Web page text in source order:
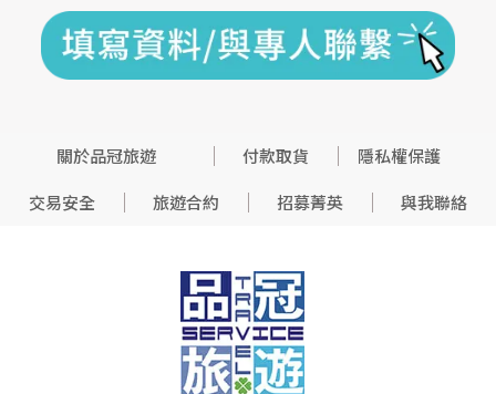
關於品冠旅遊 付款取貨
隱私權保護
交易安全
旅遊合約 招募菁英 與我聯絡